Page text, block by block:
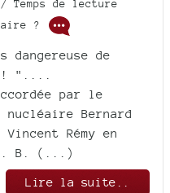
/ Temps de lecture
?
de
! "....
par le
Bernard
Rémy en
B. (...)
Lire la suite..